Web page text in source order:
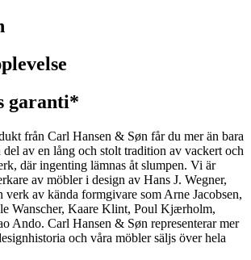
garanti*
från Carl Hansen & Søn får du mer än bara
av en lång och stolt tradition av vackert och
där ingenting lämnas åt slumpen. Vi är
av möbler i design av Hans J. Wegner,
av kända formgivare som Arne Jacobsen,
Wanscher, Kaare Klint, Poul Kjærholm,
Ando. Carl Hansen & Søn representerar mer
och våra möbler säljs över hela